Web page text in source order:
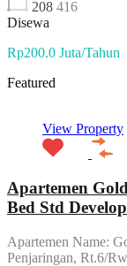
208 416
Disewa
Rp200.0 Juta/Tahun
Featured
View Property
Apartemen
Bed Std
Apartemen Name:
Penjaringan, Rt.6/